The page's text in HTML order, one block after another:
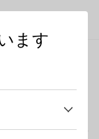
提供するだけで
ます